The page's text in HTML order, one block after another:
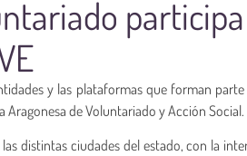
participa
y las plataformas que forman
de Voluntariado y Acción Social.
distintas ciudades del estado, con la